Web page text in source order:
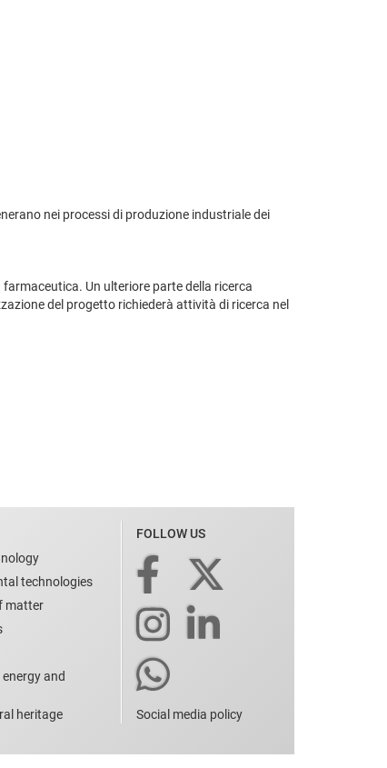
nei processi di produzione industriale dei
Un ulteriore parte della ricerca
del progetto richiederà attività di ricerca nel
technologies
matter
and
heritage
FOLLOW US
Social media policy